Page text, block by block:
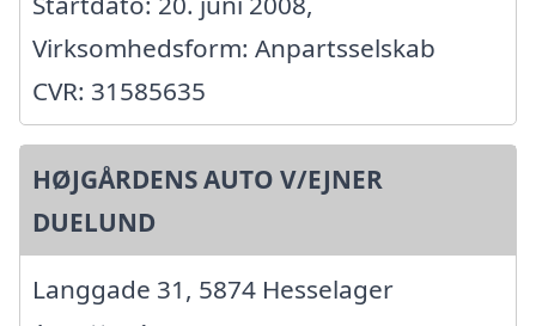
Virksomhedsform: Anpartsselskab
CVR: 31585635
HØJGÅRDENS AUTO V/EJNER
DUELUND
Langgade 31, 5874 Hesselager